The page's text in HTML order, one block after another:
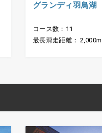
グランディ羽鳥湖
コース数：11
最長滑走距離： 2,000m